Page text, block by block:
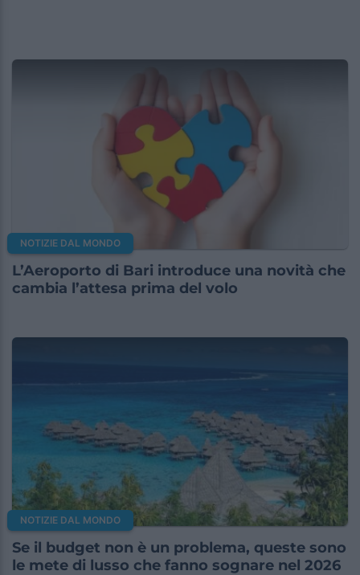
NOTIZIE DAL MONDO
L’Aeroporto di Bari introduce una novità che
cambia l’attesa prima del volo
NOTIZIE DAL MONDO
Se il budget non è un problema, queste sono
le mete di lusso che fanno sognare nel 2026